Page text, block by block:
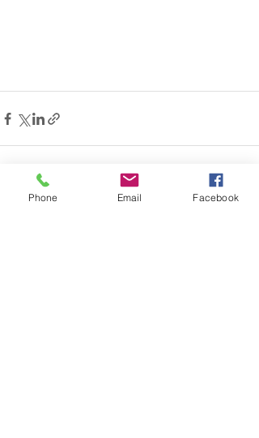
Phone Email Facebook